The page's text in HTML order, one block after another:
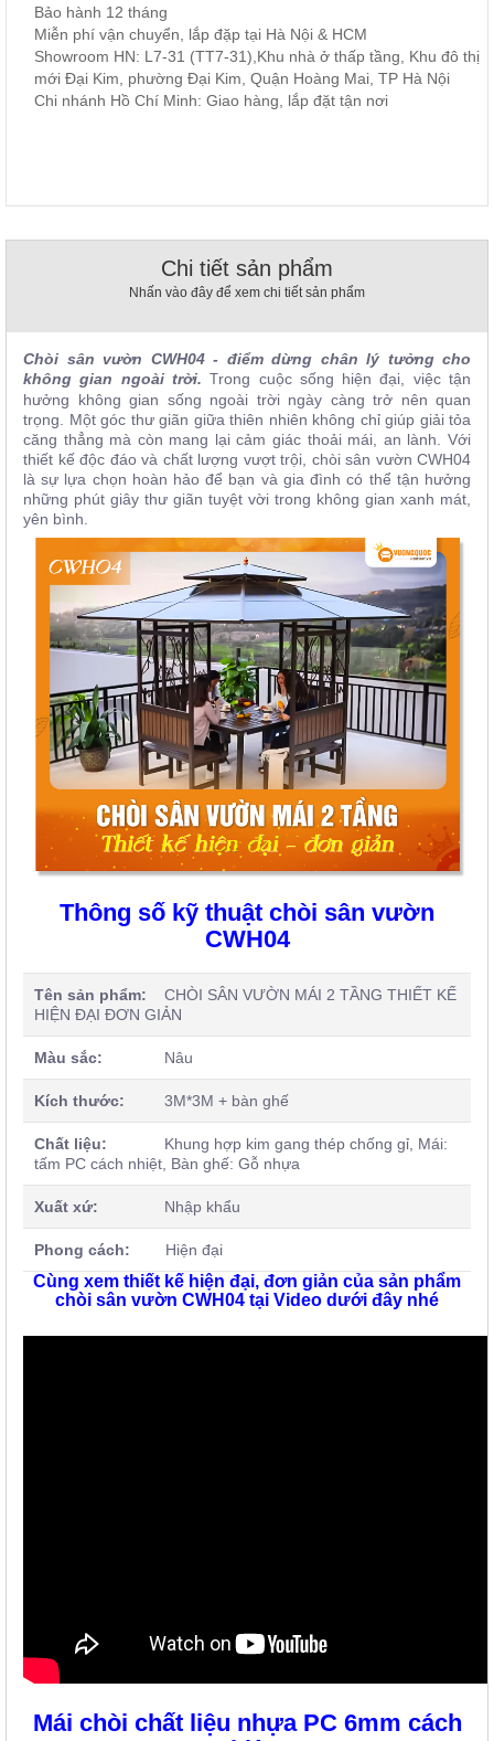
Cây
Thất
Nhà
Hàng
Thất
Bảo hành 12 tháng
Miễn phí vận chuyển, lắp đặp tại Hà Nội & HCM
Showroom HN: L7-31 (TT7-31),Khu nhà ở thấp tầng, Khu đô thị
mới Đại Kim, phường Đại Kim, Quận Hoàng Mai, TP Hà Nội
Chi nhánh Hồ Chí Minh: Giao hàng, lắp đặt tận nơi
Chi tiết sản phẩm
Nhấn vào đây để xem chi tiết sản phẩm
Chòi sân vườn CWH04 - điểm dừng chân lý tưởng cho
không gian ngoài trời. Trong cuộc sống hiện đại, việc tận
hưởng không gian sống ngoài trời ngày càng trở nên quan
trọng. Một góc thư giãn giữa thiên nhiên không chỉ giúp giải tỏa
căng thẳng mà còn mang lại cảm giác thoải mái, an lành. Với
thiết kế độc đáo và chất lượng vượt trội, chòi sân vườn CWH04
là sự lựa chọn hoàn hảo để bạn và gia đình có thể tận hưởng
những phút giây thư giãn tuyệt vời trong không gian xanh mát,
yên bình.
Thông số kỹ thuật chòi sân vườn
CWH04
Tên sản phẩm:
CHÒI SÂN VƯỜN MÁI 2 TẦNG THIẾT KẾ
HIỆN ĐẠI ĐƠN GIẢN
Màu sắc: Nâu
Kích thước: 3M*3M + bàn ghế
Chất liệu:
Khung hợp kim gang thép chống gỉ, Mái:
tấm PC cách nhiệt, Bàn ghế: Gỗ nhựa
Xuất xứ: Nhập khẩu
Phong cách: Hiện đại
Cùng xem thiết kế hiện đại, đơn giản của sản phẩm
chòi sân vườn CWH04 tại Video dưới đây nhé
Mái chòi chất liệu nhựa PC 6mm cách